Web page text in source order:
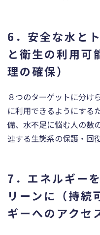
6．安全な水と
と衛生の利用可
理の確保）
８つのターゲットに分け
に利用できるようにする
備、水不足に悩む人の数
連する生態系の保護・回
7．エネルギー
リーンに（持続
ギーへのアクセ